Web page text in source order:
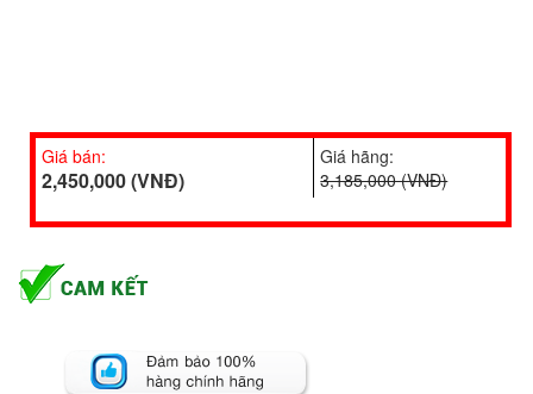
Giá bán:
2,450,000 (VNĐ)
Giá hãng:
3,185,000 (VNĐ)